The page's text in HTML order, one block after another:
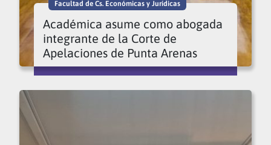
Facultad de Cs. Económicas y Jurídicas
Académica asume como abogada
integrante de la Corte de
Apelaciones de Punta Arenas